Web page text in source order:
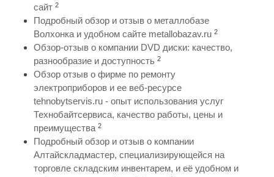
сайт 2
Подробный обзор и отзыв о металлобазе
Волхонка и удобном сайте metallobazav.ru 2
Обзор-отзыв о компании DVD диски: качество,
разнообразие и доступность 2
Обзор отзыв о фирме по ремонту
электроприборов и ее веб-ресурсе
tehnobytservis.ru - опыт использования услуг
Технобайтсервиса, качество работы, цены и
преимущества 2
Подробный обзор и отзыв о компании
Алтайскладмастер, специализирующейся на
торговле складским инвентарем, и её удобном и